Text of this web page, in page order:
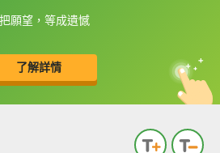
願望，等成遺憾
了解詳情
字幕可以直接查字典喔！
中
英